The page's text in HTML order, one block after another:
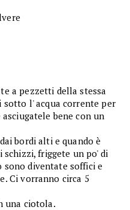
a pezzetti della stessa
sotto l' acqua corrente per
bene con un
bordi alti e quando è
friggete un po' di
diventate soffici e
Ci vorranno circa 5
una ciotola.